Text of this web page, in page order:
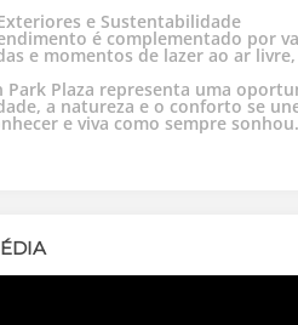
e Sustentabilidade
é complementado por
e momentos de lazer ao ar
Park Plaza representa uma
a natureza e o conforto se
e viva como sempre sonhou.